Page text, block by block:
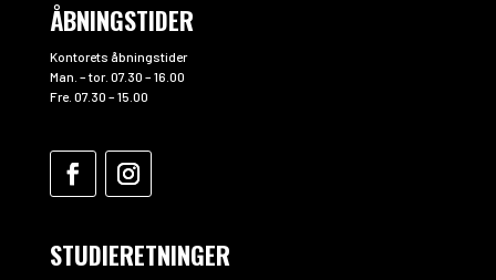
ÅBNINGSTIDER
Kontorets åbningstider
Man. – tor. 07.30 – 16.00
Fre. 07.30 – 15.00
STUDIERETNINGER